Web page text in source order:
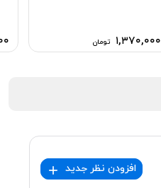
۱,۳۷۰,۰۰۰ تومان
افزودن نظر جدید